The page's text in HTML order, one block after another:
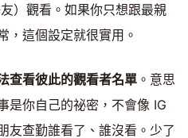
）觀看。如果你只想跟最親
，這個設定就很實用。
查看彼此的觀看者名單 。意思
是你自己的祕密，不會像 IG
友查勤誰看了、誰沒看。少了